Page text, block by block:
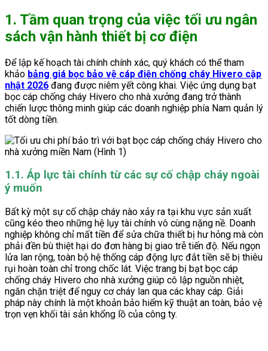
1. Tầm quan trọng của việc tối ưu ngân
sách vận hành thiết bị cơ điện
Để lập kế hoạch tài chính chính xác, quý khách có thể tham
khảo bảng giá bọc bảo vệ cáp điện chống cháy Hivero cập
nhật 2026 đang được niêm yết công khai. Việc ứng dụng bạt
bọc cáp chống cháy Hivero cho nhà xưởng đang trở thành
chiến lược thông minh giúp các doanh nghiệp phía Nam quản lý
tốt dòng tiền.
1.1. Áp lực tài chính từ các sự cố chập cháy ngoài
ý muốn
Bất kỳ một sự cố chập cháy nào xảy ra tại khu vực sản xuất
cũng kéo theo những hệ lụy tài chính vô cùng nặng nề. Doanh
nghiệp không chỉ mất tiền để sửa chữa thiết bị hư hỏng mà còn
phải đền bù thiệt hại do đơn hàng bị giao trễ tiến độ. Nếu ngọn
lửa lan rộng, toàn bộ hệ thống cáp động lực đắt tiền sẽ bị thiêu
rụi hoàn toàn chỉ trong chốc lát. Việc trang bị bạt bọc cáp
chống cháy Hivero cho nhà xưởng giúp cô lập nguồn nhiệt,
ngăn chặn triệt để nguy cơ cháy lan qua các khay cáp. Giải
pháp này chính là một khoản bảo hiểm kỹ thuật an toàn, bảo vệ
trọn vẹn khối tài sản khổng lồ của công ty.